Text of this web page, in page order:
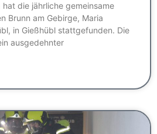
die jährliche gemeinsame
Brunn am Gebirge, Maria
in Gießhübl stattgefunden. Die
ausgedehnter